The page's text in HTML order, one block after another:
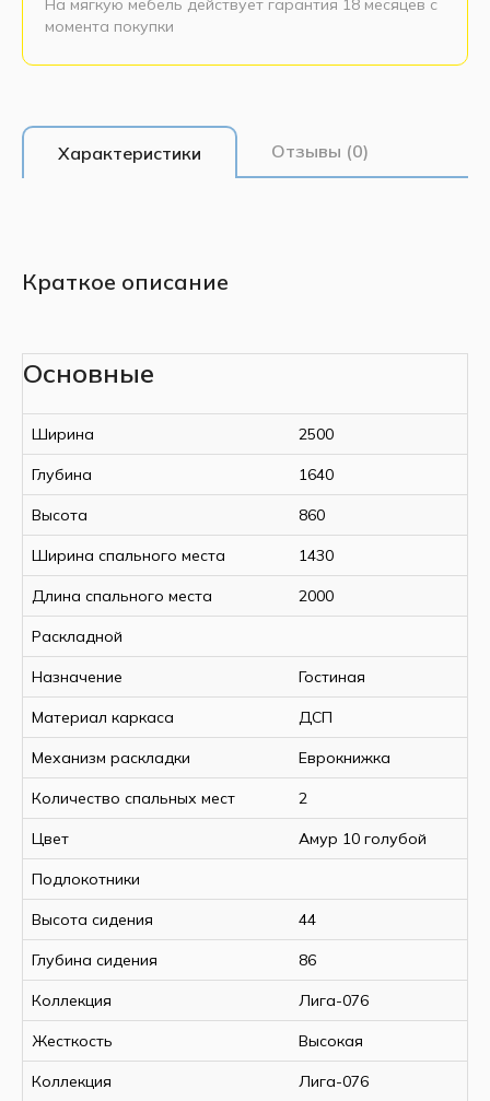
момента покупки
Характеристики Отзывы (0)
Краткое описание
Основные
Ширина 2500
Глубина 1640
Высота 860
Ширина спального места 1430
Длина спального места 2000
Раскладной
Назначение Гостиная
Материал каркаса ДСП
Механизм раскладки Еврокнижка
Количество спальных мест 2
Цвет Амур 10 голубой
Подлокотники
Высота сидения 44
Глубина сидения 86
Коллекция Лига-076
Жесткость Высокая
Коллекция Лига-076